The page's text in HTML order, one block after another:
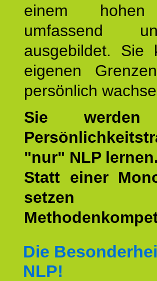
einem hohen
umfassend
ausgebildet. Sie
eigenen
persönlich
Sie
"nur" NLP lernen.
Statt einer
setzen
Die
NLP!